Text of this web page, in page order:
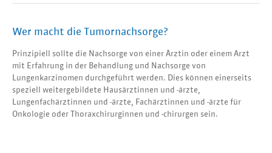
Wer macht die Tumornachsorge?
Prinzipiell sollte die Nachsorge von einer Ärztin oder einem Arzt
mit Erfahrung in der Behandlung und Nachsorge von
Lungenkarzinomen durchgeführt werden. Dies können einerseits
speziell weitergebildete Hausärztinnen und -ärzte,
Lungenfachärztinnen und -ärzte, Fachärztinnen und -ärzte für
Onkologie oder Thoraxchirurginnen und -chirurgen sein.